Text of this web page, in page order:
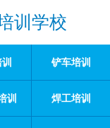
训学校
铲车培训
训 焊工培训